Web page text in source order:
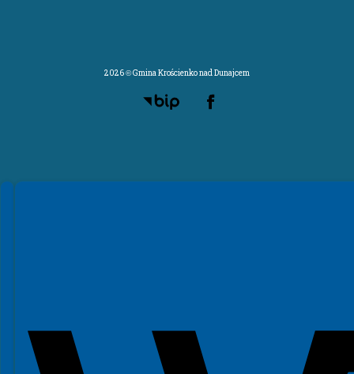
2026 © Gmina Krościenko nad Dunajcem
Spełniamy standardy WCAG 2.2
Spełniamy standardy W3C